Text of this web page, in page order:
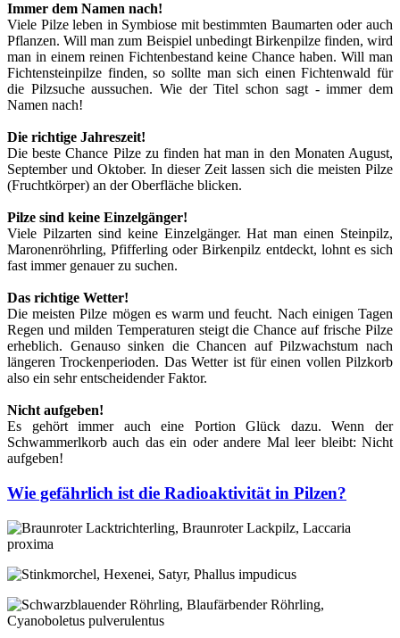
Immer dem Namen nach!
Viele Pilze leben in Symbiose mit bestimmten Baumarten oder auch
Pflanzen. Will man zum Beispiel unbedingt Birkenpilze finden, wird
man in einem reinen Fichtenbestand keine Chance haben. Will man
Fichtensteinpilze finden, so sollte man sich einen Fichtenwald für
die Pilzsuche aussuchen. Wie der Titel schon sagt - immer dem
Namen nach!
Die richtige Jahreszeit!
Die beste Chance Pilze zu finden hat man in den Monaten August,
September und Oktober. In dieser Zeit lassen sich die meisten Pilze
(Fruchtkörper) an der Oberfläche blicken.
Pilze sind keine Einzelgänger!
Viele Pilzarten sind keine Einzelgänger. Hat man einen Steinpilz,
Maronenröhrling, Pfifferling oder Birkenpilz entdeckt, lohnt es sich
fast immer genauer zu suchen.
Das richtige Wetter!
Die meisten Pilze mögen es warm und feucht. Nach einigen Tagen
Regen und milden Temperaturen steigt die Chance auf frische Pilze
erheblich. Genauso sinken die Chancen auf Pilzwachstum nach
längeren Trockenperioden. Das Wetter ist für einen vollen Pilzkorb
also ein sehr entscheidender Faktor.
Nicht aufgeben!
Es gehört immer auch eine Portion Glück dazu. Wenn der
Schwammerlkorb auch das ein oder andere Mal leer bleibt: Nicht
aufgeben!
Wie gefährlich ist die Radioaktivität in Pilzen?